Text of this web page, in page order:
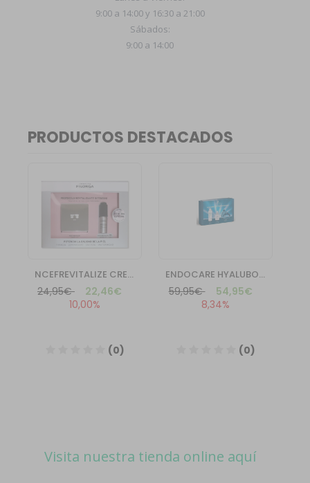
9:00 a 14:00 y 16:30 a 21:00
Sábados:
9:00 a 14:00
Visita nuestra tienda online aquí